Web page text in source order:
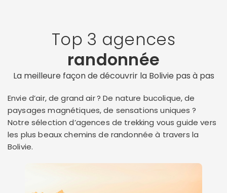
Top 3 agences
randonnée
La meilleure façon de découvrir la Bolivie pas à pas
Envie d’air, de grand air ? De nature bucolique, de
paysages magnétiques, de sensations uniques ?
Notre sélection d’agences de trekking vous guide vers
les plus beaux chemins de randonnée à travers la
Bolivie.